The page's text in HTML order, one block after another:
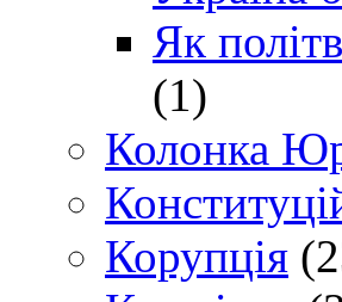
Як
(1)
Колонка
Корупція